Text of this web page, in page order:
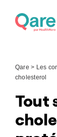
Qare > Les
cholesterol
Tout